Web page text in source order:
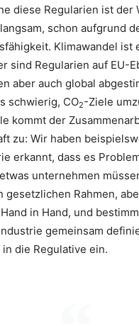
diese Regularien ist der
schon aufgrund
Klimawandel ist
sind Regularien auf EU-
aber auch global
schwierig, CO2-Ziele
kommt der
zu: Wir haben
erkannt, dass es
unternehmen
gesetzlichen Rahmen,
in Hand, und
gemeinsam
die Regulative ein.